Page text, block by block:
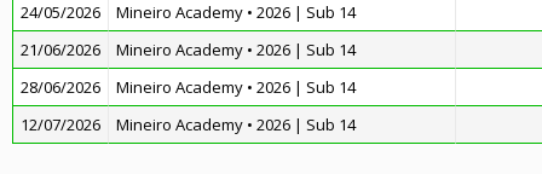
24/05/2026
Mineiro Academy • 2026 | Sub 14
21/06/2026
Mineiro Academy • 2026 | Sub 14
28/06/2026
Mineiro Academy • 2026 | Sub 14
12/07/2026
Mineiro Academy • 2026 | Sub 14